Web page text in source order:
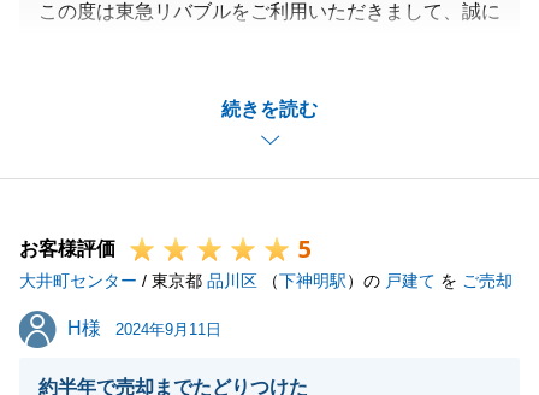
続きを読む
この度は東急リバブルをご利用いただきまして、誠に
今回の物件は金額を提示させて頂くまでにお時間を頂
きましたが、K様のご希望通りにお取引を完了する事
が出来、担当としても安堵しております。
えさせていただきたく存じますので、ぜひご相談いた
だけますと幸いでございます。
今後とも東急リバブルをご愛顧の程、よろしくお願い
申し上げます。
お客様評価 5
大井町センター / 東京都 品川区 （下神明駅）の 戸建て を ご売却
H様
H様 2024年9月11日
約半年で売却までたどりつけた